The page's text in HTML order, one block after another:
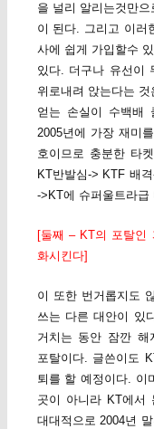
을 널리 알리는것만
이 된다. 그리고 이러
사에 쉽게 가입할수
있다. 더구나 유선이
위로내려 앉는다는
얻는 손실이 수백배
2005년에 가장 재미
호이므로 충분한 타
KT반발심-> KTF 배
->KT에 슈퍼울트라급
[둘째 – KT의 포탈인
화시킨다]
이 또한 번거롭지도
쓰는 다른 대안이 있
거치는 동안 잠깐 해
포탈이다. 글쓴이도
퇴를 할 예정이다. 이
곳이 아니라 KT에서
대대적으로 2004년